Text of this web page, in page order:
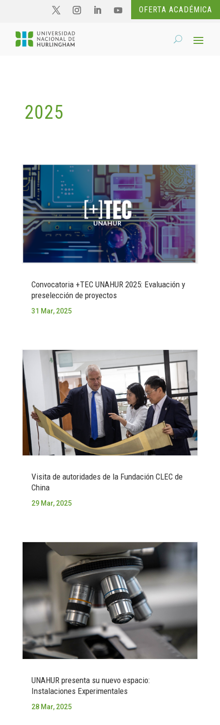
OFERTA ACADÉMICA
2025
Convocatoria +TEC UNAHUR 2025: Evaluación y
preselección de proyectos
31 Mar, 2025
Visita de autoridades de la Fundación CLEC de
China
29 Mar, 2025
UNAHUR presenta su nuevo espacio:
Instalaciones Experimentales
28 Mar, 2025